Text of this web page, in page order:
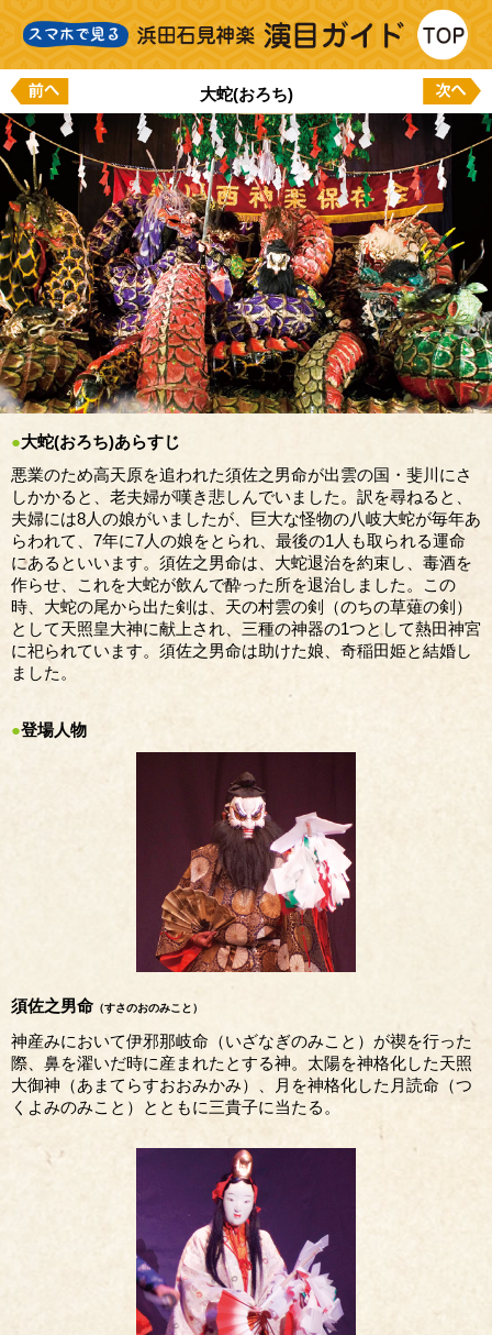
大蛇(おろち)
●大蛇(おろち)あらすじ
悪業のため高天原を追われた須佐之男命が出雲の国・斐川にさ
しかかると、老夫婦が嘆き悲しんでいました。訳を尋ねると、
夫婦には8人の娘がいましたが、巨大な怪物の八岐大蛇が毎年あ
らわれて、7年に7人の娘をとられ、最後の1人も取られる運命
にあるといいます。須佐之男命は、大蛇退治を約束し、毒酒を
作らせ、これを大蛇が飲んで酔った所を退治しました。この
時、大蛇の尾から出た剣は、天の村雲の剣（のちの草薙の剣）
として天照皇大神に献上され、三種の神器の1つとして熱田神宮
に祀られています。須佐之男命は助けた娘、奇稲田姫と結婚し
ました。
●登場人物
須佐之男命 （すさのおのみこと）
神産みにおいて伊邪那岐命（いざなぎのみこと）が禊を行った
際、鼻を濯いだ時に産まれたとする神。太陽を神格化した天照
大御神（あまてらすおおみかみ）、月を神格化した月読命（つ
くよみのみこと）とともに三貴子に当たる。